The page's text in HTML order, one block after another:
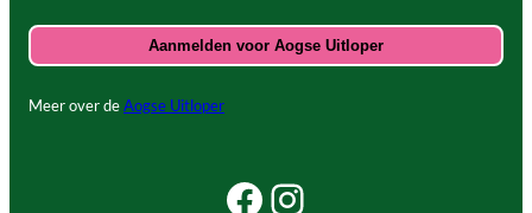
Meer over deAogse Uitloper
Facebook Beleef Princenhage
Instagram Beleef Princenhage